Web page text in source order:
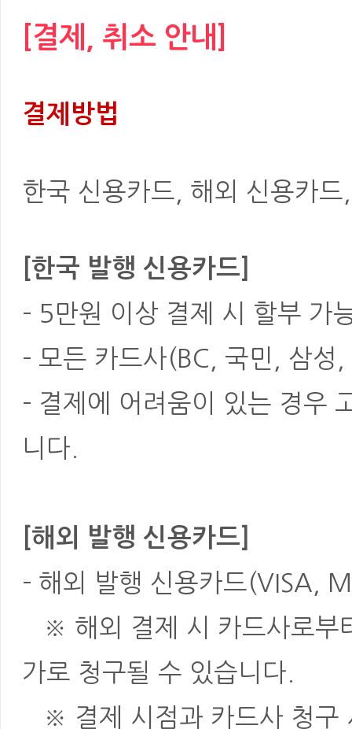
[결제, 취소 안내]
결제방법
한국 신용카드, 해외 신용카
[한국 발행 신용카드]
- 5만원 이상 결제 시 할부 가
- 모든 카드사(BC, 국민, 삼성
- 결제에 어려움이 있는 경우
니다.
[해외 발행 신용카드]
- 해외 발행 신용카드(VISA,
※ 해외 결제 시 카드사로부
가로 청구될 수 있습니다.
※ 결제 시점과 카드사 청구